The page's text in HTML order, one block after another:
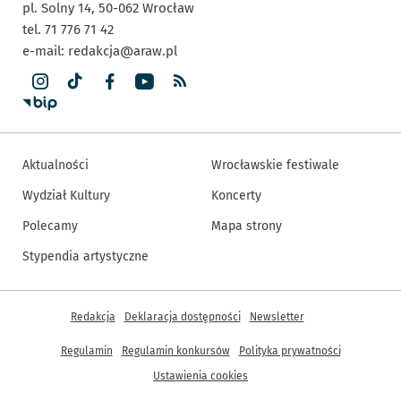
pl. Solny 14, 50-062 Wrocław
tel. 71 776 71 42
e-mail: redakcja@araw.pl
Aktualności
Wydział Kultury
Polecamy
Stypendia artystyczne
Wrocławskie festiwale
Koncerty
Mapa strony
Inne informacje
Redakcja Deklaracja dostępności Newsletter
Regulamin Regulamin konkursów
Polityka prywatności
Ustawienia cookies